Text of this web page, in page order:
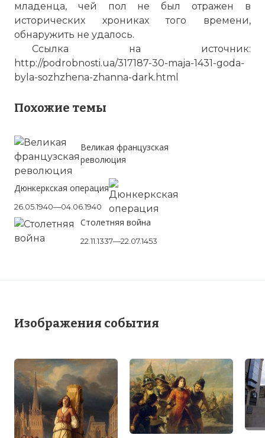
младенца, чей пол не был отражен в
исторических хрониках того времени,
обнаружить не удалось.
Ссылка на источник:
http://podrobnosti.ua/317187-30-maja-1431-goda-
byla-sozhzhena-zhanna-dark.html
Похожие темы
Великая французская
революция
Дюнкеркская операция
26.05.1940—04.06.1940
Столетняя война
22.11.1337—22.07.1453
Изображения события